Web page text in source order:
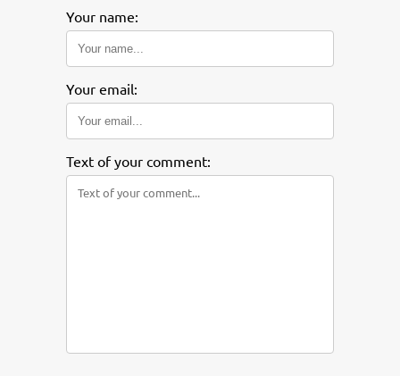
Your name:
Your email:
Text of your comment: